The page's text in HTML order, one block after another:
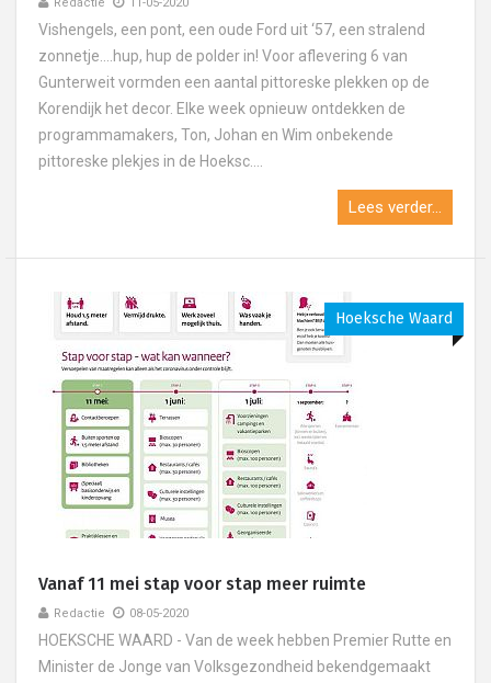
Vishengels, een pont, een oude Ford uit ‘57, een stralend
zonnetje....hup, hup de polder in! Voor aflevering 6 van
Gunterweit vormden een aantal pittoreske plekken op de
Korendijk het decor. Elke week opnieuw ontdekken de
programmamakers, Ton, Johan en Wim onbekende
pittoreske plekjes in de Hoeksc....
Lees verder...
Hoeksche Waard
Vanaf 11 mei stap voor stap meer ruimte
Redactie 08-05-2020
HOEKSCHE WAARD - Van de week hebben Premier Rutte en
Minister de Jonge van Volksgezondheid bekendgemaakt